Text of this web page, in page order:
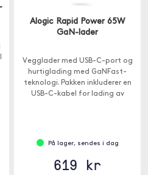
Alogic Rapid Power 65W
GaN-lader
Vegglader med USB-C-port og
hurtiglading med GaNFast-
teknologi. Pakken inkluderer en
USB-C-kabel for lading av
På lager, sendes i dag
619 kr